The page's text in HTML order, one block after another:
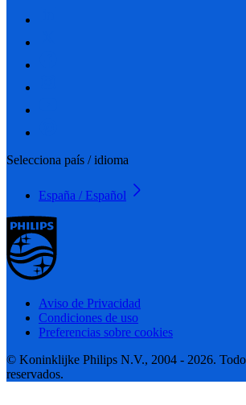
Selecciona país / idioma
España / Español
Aviso de Privacidad
Condiciones de uso
Preferencias sobre cookies
© Koninklijke Philips N.V., 2004 - 2026.
reservados.